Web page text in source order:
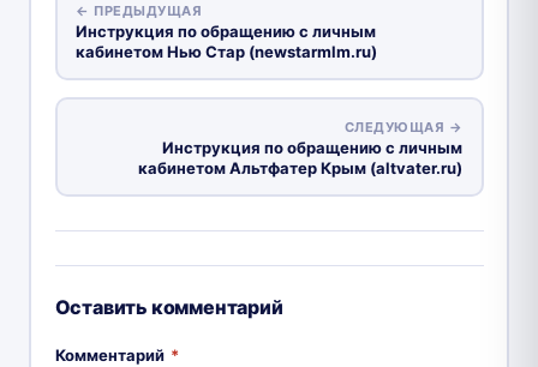
← ПРЕДЫДУЩАЯ
Инструкция по обращению с личным
кабинетом Нью Стар (newstarmlm.ru)
СЛЕДУЮЩАЯ →
Инструкция по обращению с личным
кабинетом Альтфатер Крым (altvater.ru)
Оставить комментарий
Комментарий *